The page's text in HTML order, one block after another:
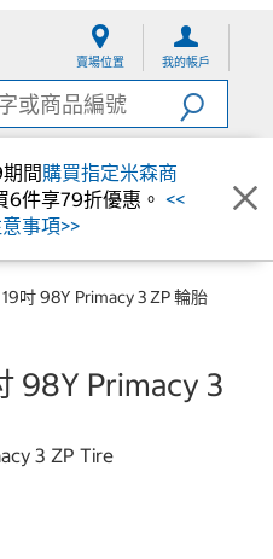
賣場位置 我的帳戶
間購買指定米森商
6件享79折優惠。 <<
事項>>
吋 98Y Primacy 3 ZP 輪胎
98Y Primacy 3
3 ZP Tire